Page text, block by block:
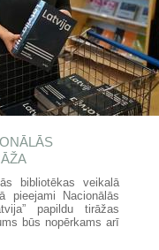
bibliotēkas veikalā
pieejami Nacionālās
papildu tirāžas
būs nopērkams arī